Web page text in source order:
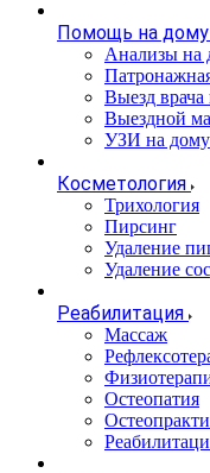
Помощь на дому
Анализы на
Выезд врача
Выездной
УЗИ на дому
Косметология
Трихология
Пирсинг
Удаление
Удаление
Реабилитация
Массаж
Остеопатия